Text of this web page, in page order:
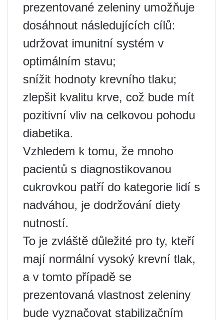
prezentované zeleniny umožňuje
dosáhnout následujících cílů:
udržovat imunitní systém v
optimálním stavu;
snížit hodnoty krevního tlaku;
zlepšit kvalitu krve, což bude mít
pozitivní vliv na celkovou pohodu
diabetika.
Vzhledem k tomu, že mnoho
pacientů s diagnostikovanou
cukrovkou patří do kategorie lidí s
nadváhou, je dodržování diety
nutností.
To je zvláště důležité pro ty, kteří
mají normální vysoký krevní tlak,
a v tomto případě se
prezentovaná vlastnost zeleniny
bude vyznačovat stabilizačním